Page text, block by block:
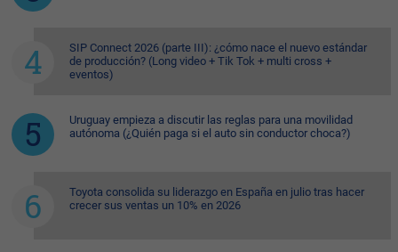
SIP Connect 2026 (parte III): ¿cómo nace el nuevo estándar
de producción? (Long video + Tik Tok + multi cross +
eventos)
Uruguay empieza a discutir las reglas para una movilidad
autónoma (¿Quién paga si el auto sin conductor choca?)
Toyota consolida su liderazgo en España en julio tras hacer
crecer sus ventas un 10% en 2026